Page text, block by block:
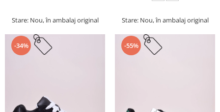
Stare: Nou, în ambalaj original Stare: Nou, în ambalaj original
-34% -55%